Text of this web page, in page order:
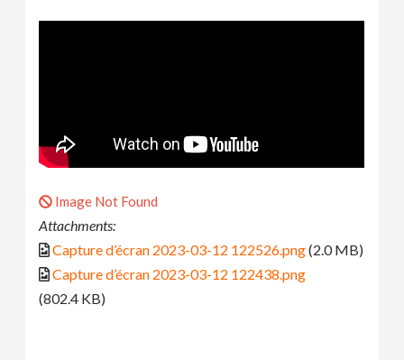
Image Not Found
Attachments:
Capture d’écran 2023-03-12 122526.png(2.0 MB)
Capture d’écran 2023-03-12 122438.png
(802.4 KB)